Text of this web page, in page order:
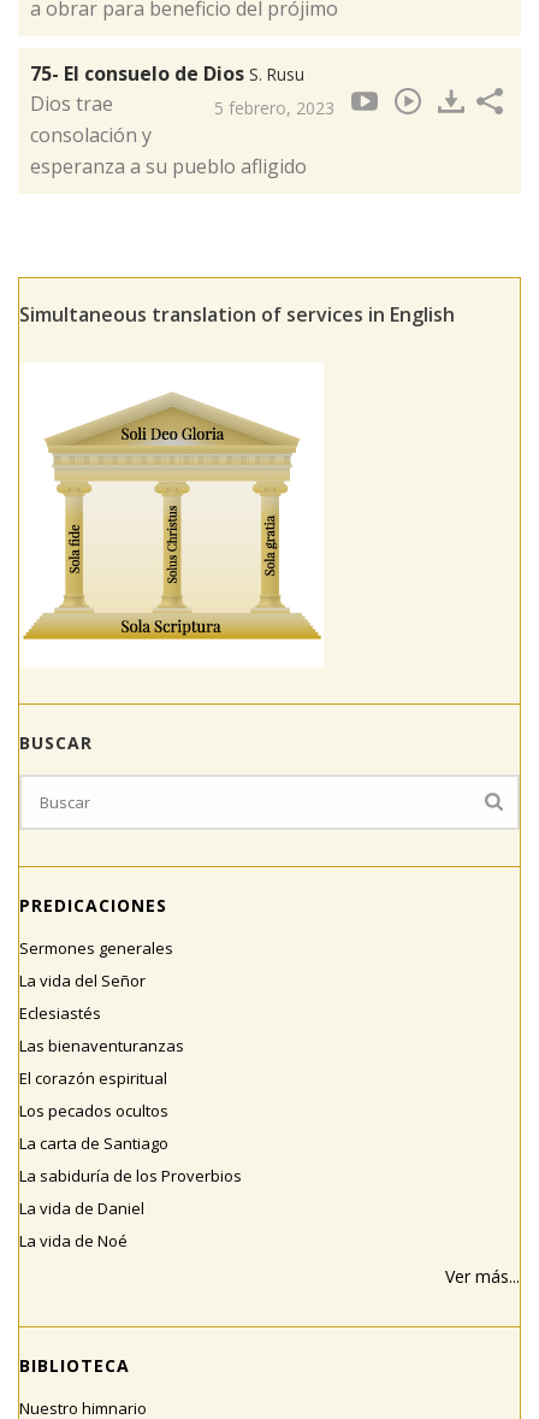
a obrar para beneficio del prójimo
75- El consuelo de Dios S. Rusu
5 febrero, 2023
Dios trae
consolación y
esperanza a su pueblo afligido
Simultaneous translation of services in English
BUSCAR
PREDICACIONES
Sermones generales
La vida del Señor
Eclesiastés
Las bienaventuranzas
El corazón espiritual
Los pecados ocultos
La carta de Santiago
La sabiduría de los Proverbios
La vida de Daniel
La vida de Noé
Ver más...
BIBLIOTECA
Nuestro himnario